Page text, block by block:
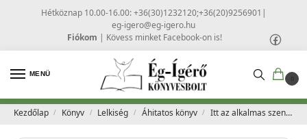
Hétköznap 10.00-16.00: +36(30)1232120;+36(20)9256901 |
eg-igero@eg-igero.hu
Fiókom | Kövess minket Facebook-on is!
MENÜ
0
Kezdőlap / Könyv / Lelkiség / Áhitatos könyv / Itt az alkalmas szent idő – Barsi Balázs